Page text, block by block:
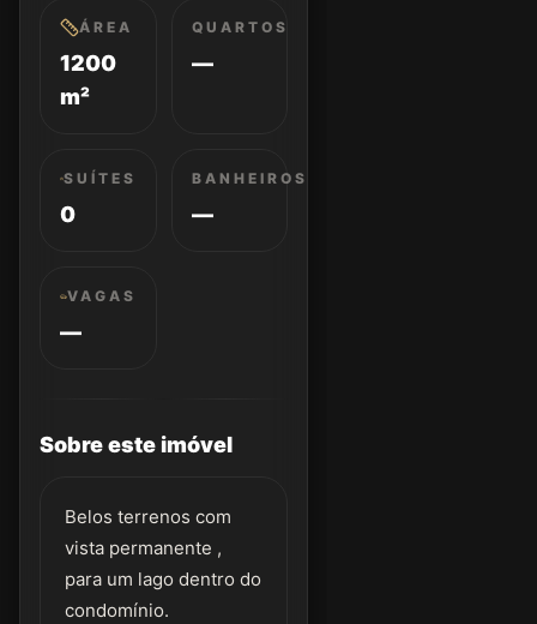
ÁREA
1200
m²
QUARTOS
—
SUÍTES
0
BANHEIROS
—
VAGAS
—
Sobre este imóvel
Belos terrenos com
vista permanente ,
para um lago dentro do
condomínio.